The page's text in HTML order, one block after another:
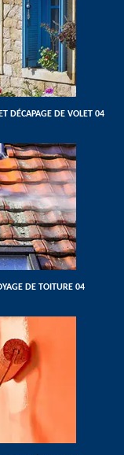
DÉCAPAGE DE VOLET 04
DE TOITURE 04